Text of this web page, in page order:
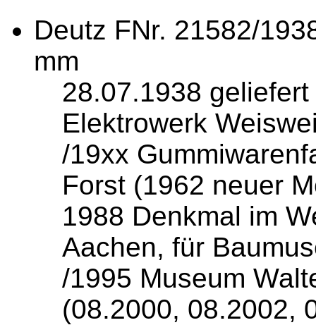
Deutz FNr. 21582/
mm
28.07.1938 geliefert
Elektrowerk
/19xx
Forst (1962 neuer
1988 Denkmal im
Aachen, für
/1995 Museum
(08.2000, 08.2002,